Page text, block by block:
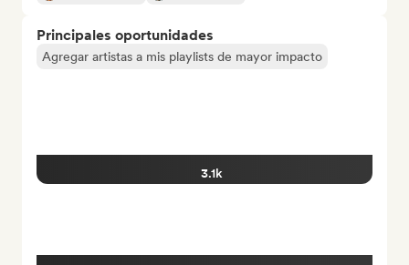
Principales oportunidades
Agregar artistas a mis playlists de mayor impacto
3.1k